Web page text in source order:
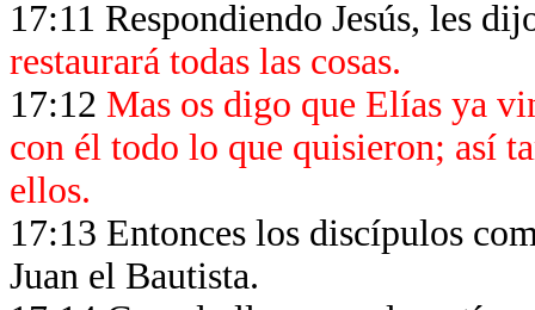
17:11 Respondiendo Jesús, les
restaurará todas las cosas.
17:12 Mas os digo que Elías ya
con él todo lo que quisieron; así
ellos.
17:13 Entonces los discípulos
Juan el Bautista.